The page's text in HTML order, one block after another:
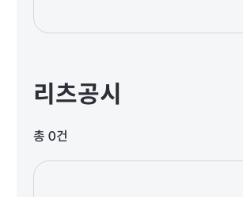
리츠공시
총 0건